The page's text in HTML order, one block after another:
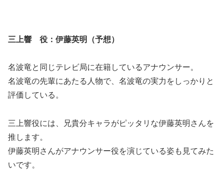
三上響 役：伊藤英明（予想）
名波竜と同じテレビ局に在籍しているアナウンサー。
名波竜の先輩にあたる人物で、名波竜の実力をしっかりと
評価している。
三上響役には、兄貴分キャラがピッタリな伊藤英明さんを
推します。
伊藤英明さんがアナウンサー役を演じている姿も見てみた
いです。